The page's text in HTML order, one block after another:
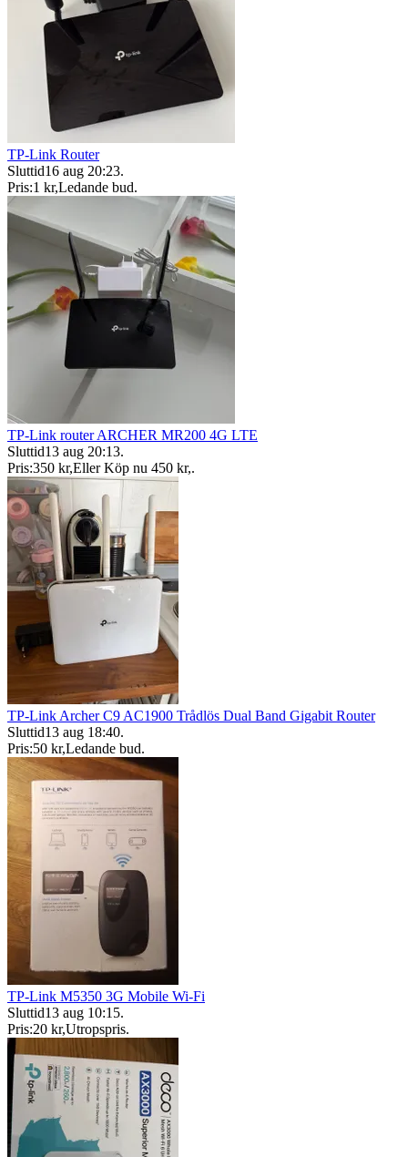
TP-Link Router
Sluttid16 aug 20:23.
Pris:1 kr,Ledande bud.
TP-Link router ARCHER MR200 4G LTE
Sluttid13 aug 20:13.
Pris:350 kr,Eller Köp nu 450 kr,.
TP-Link Archer C9 AC1900 Trådlös Dual Band Gigabit Router
Sluttid13 aug 18:40.
Pris:50 kr,Ledande bud.
TP-Link M5350 3G Mobile Wi-Fi
Sluttid13 aug 10:15.
Pris:20 kr,Utropspris.